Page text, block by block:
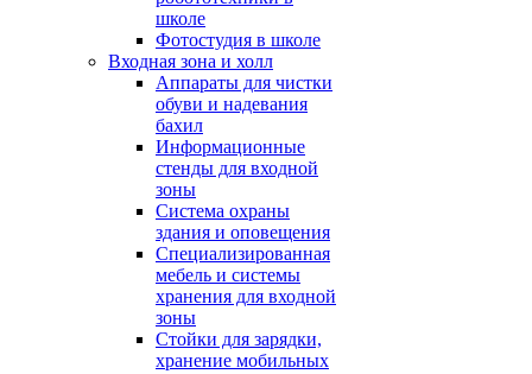
школе
Фотостудия в школе
Входная зона и холл
Аппараты для чистки
обуви и надевания
бахил
Информационные
стенды для входной
зоны
Система охраны
здания и оповещения
Специализированная
мебель и системы
хранения для входной
зоны
Стойки для зарядки,
хранение мобильных